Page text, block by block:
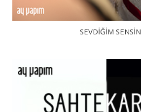
SEVDIĞIM SENSIN